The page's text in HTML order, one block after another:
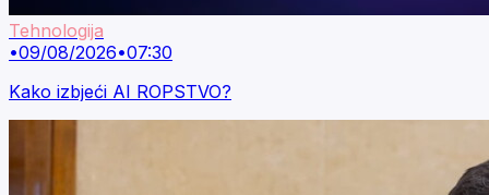
Tehnologija
•09/08/2026•07:30
Kako izbjeći AI ROPSTVO?